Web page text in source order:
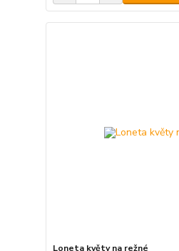
Loneta květy na režné